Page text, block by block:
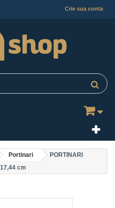
Crie sua conta
Portinari
PORTINARI
cm